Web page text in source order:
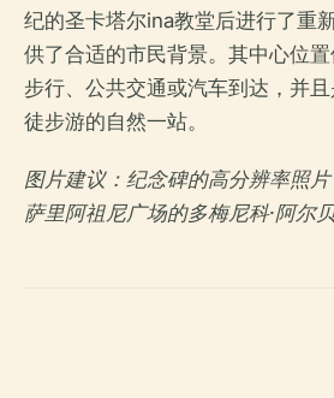
纪的圣卡塔尔ina教堂后进行了重
供了合适的市民背景。其中心位
步行、公共交通或汽车到达，并
徒步游的自然一站。
图片建议：纪念碑的高分辨率照
萨里阿祖尼广场的多梅尼科·阿尔